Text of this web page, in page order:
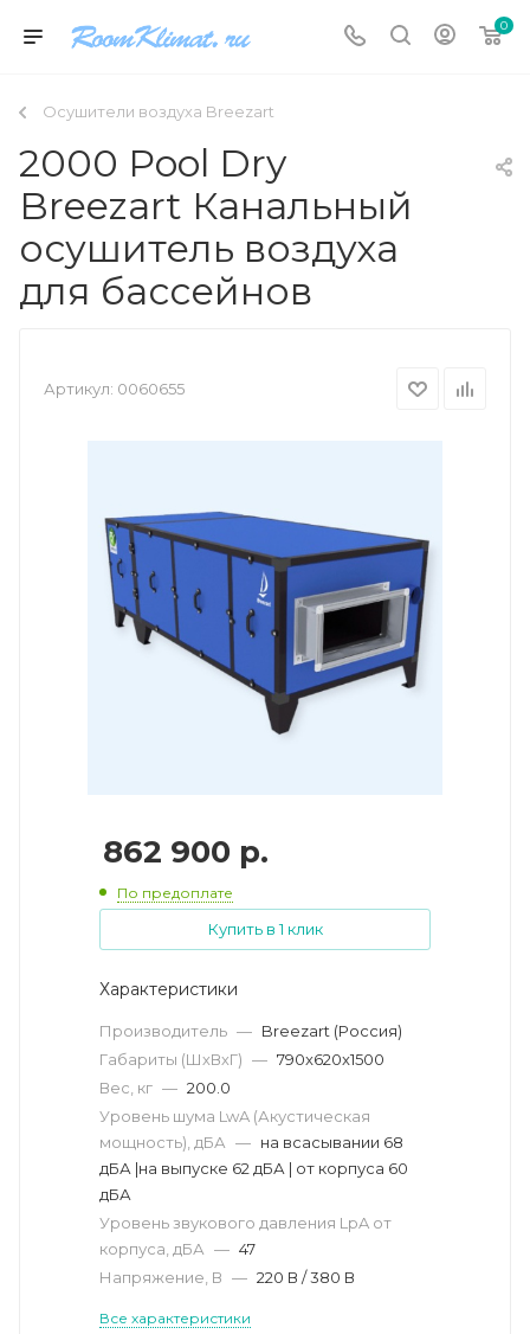
0
Осушители воздуха Breezart
2000 Pool Dry
Breezart Канальный
осушитель воздуха
для бассейнов
Артикул: 0060655
862 900 р.
По предоплате
Купить в 1 клик
Характеристики
Производитель — Breezart (Россия)
Габариты (ШхВхГ) — 790x620x1500
Вес, кг — 200.0
Уровень шума LwA (Акустическая
мощность), дБА — на всасывании 68
дБА |на выпуске 62 дБА | от корпуса 60
дБА
Уровень звукового давления LpA от
корпуса, дБА — 47
Напряжение, В — 220 В / 380 В
Все характеристики